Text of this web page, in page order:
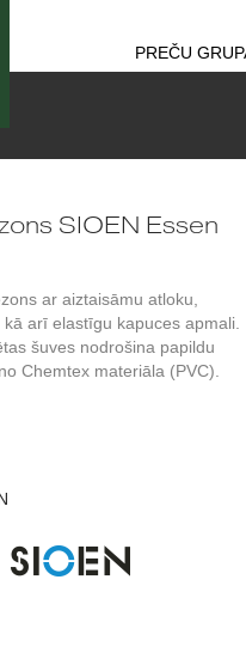
PREČU
SIOEN Essen
ar aiztaisāmu atloku,
arī elastīgu kapuces apmali.
šuves nodrošina papildu
Chemtex materiāla (PVC).